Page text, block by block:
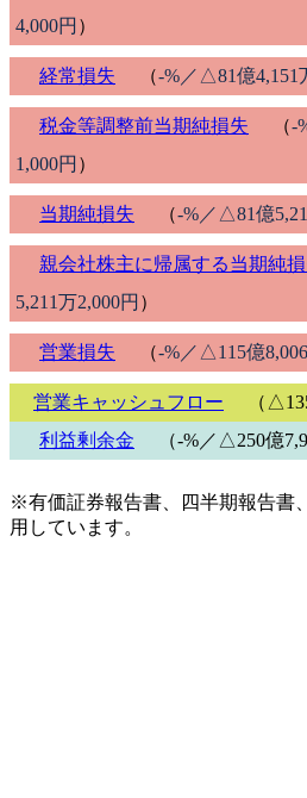
4,000円 ）
経常損失 （-%／△81億4,151
税金等調整前当期純損失 （-
1,000円 ）
当期純損失 （-%／△81億
親会社株主に帰属する当期純
5,211万2,000円 ）
営業損失 （-%／△115億
営業キャッシュフロー
（
利益剰余金
（-%／△250億
※有価証券報告書、四半期報告書
用しています。